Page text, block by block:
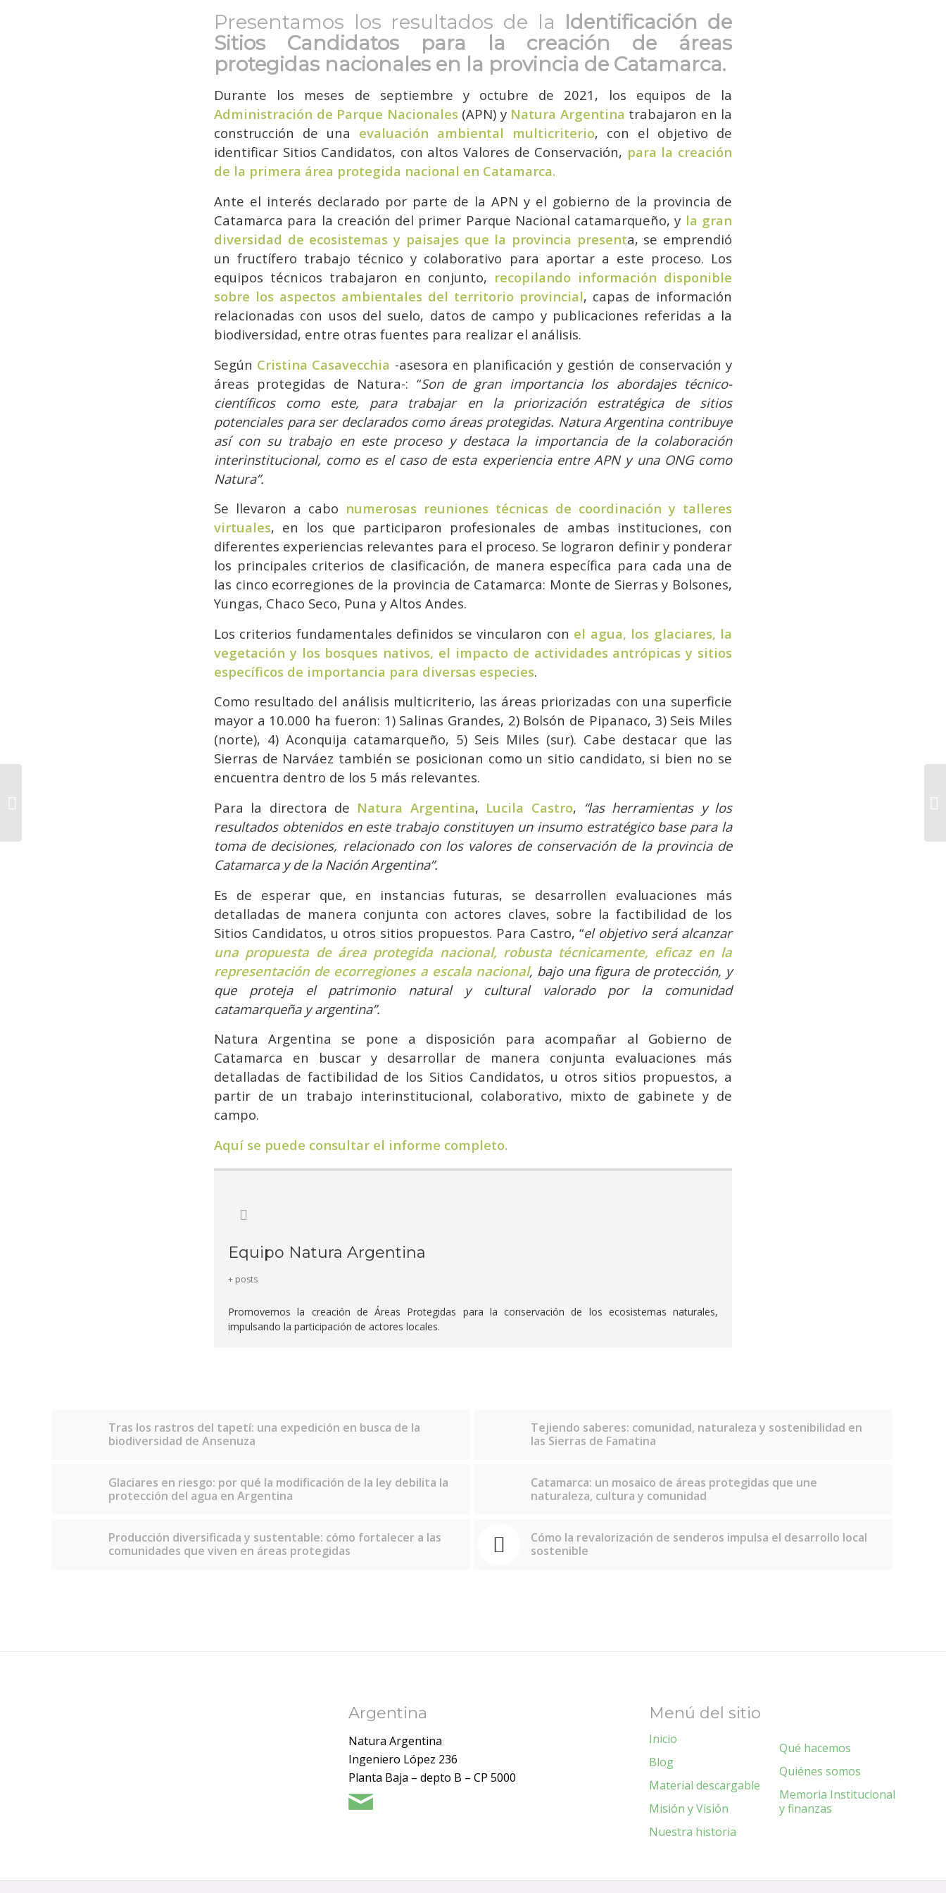
Presentamos los resultados de la Identificación de
Sitios Candidatos para la creación de áreas
protegidas nacionales en la provincia de Catamarca.
Durante los meses de septiembre y octubre de 2021, los equipos de la
Administración de Parque Nacionales (APN) y Natura Argentina trabajaron en la
construcción de una evaluación ambiental multicriterio, con el objetivo de
identificar Sitios Candidatos, con altos Valores de Conservación, para la creación
de la primera área protegida nacional en Catamarca.
Ante el interés declarado por parte de la APN y el gobierno de la provincia de
Catamarca para la creación del primer Parque Nacional catamarqueño, y la gran
diversidad de ecosistemas y paisajes que la provincia presenta, se emprendió
un fructífero trabajo técnico y colaborativo para aportar a este proceso. Los
equipos técnicos trabajaron en conjunto, recopilando información disponible
sobre los aspectos ambientales del territorio provincial, capas de información
relacionadas con usos del suelo, datos de campo y publicaciones referidas a la
biodiversidad, entre otras fuentes para realizar el análisis.
Según Cristina Casavecchia -asesora en planificación y gestión de conservación y
áreas protegidas de Natura-: “Son de gran importancia los abordajes técnico-
científicos como este, para trabajar en la priorización estratégica de sitios
potenciales para ser declarados como áreas protegidas. Natura Argentina contribuye
así con su trabajo en este proceso y destaca la importancia de la colaboración
interinstitucional, como es el caso de esta experiencia entre APN y una ONG como
Natura”.
Se llevaron a cabo numerosas reuniones técnicas de coordinación y talleres
virtuales, en los que participaron profesionales de ambas instituciones, con
diferentes experiencias relevantes para el proceso. Se lograron definir y ponderar
los principales criterios de clasificación, de manera específica para cada una de
las cinco ecorregiones de la provincia de Catamarca: Monte de Sierras y Bolsones,
Yungas, Chaco Seco, Puna y Altos Andes.
Los criterios fundamentales definidos se vincularon con el agua, los glaciares, la
vegetación y los bosques nativos, el impacto de actividades antrópicas y sitios
específicos de importancia para diversas especies.
Como resultado del análisis multicriterio, las áreas priorizadas con una superficie
mayor a 10.000 ha fueron: 1) Salinas Grandes, 2) Bolsón de Pipanaco, 3) Seis Miles
(norte), 4) Aconquija catamarqueño, 5) Seis Miles (sur). Cabe destacar que las
Sierras de Narváez también se posicionan como un sitio candidato, si bien no se
encuentra dentro de los 5 más relevantes.
Para la directora de Natura Argentina, Lucila Castro, “las herramientas y los
resultados obtenidos en este trabajo constituyen un insumo estratégico base para la
toma de decisiones, relacionado con los valores de conservación de la provincia de
Catamarca y de la Nación Argentina”.
Es de esperar que, en instancias futuras, se desarrollen evaluaciones más
detalladas de manera conjunta con actores claves, sobre la factibilidad de los
Sitios Candidatos, u otros sitios propuestos. Para Castro, “el objetivo será alcanzar
una propuesta de área protegida nacional, robusta técnicamente, eficaz en la
representación de ecorregiones a escala nacional, bajo una figura de protección, y
que proteja el patrimonio natural y cultural valorado por la comunidad
catamarqueña y argentina”.
Natura Argentina se pone a disposición para acompañar al Gobierno de
Catamarca en buscar y desarrollar de manera conjunta evaluaciones más
detalladas de factibilidad de los Sitios Candidatos, u otros sitios propuestos, a
partir de un trabajo interinstitucional, colaborativo, mixto de gabinete y de
campo.
Aquí se puede consultar el informe completo.
Equipo Natura Argentina
+ posts
Promovemos la creación de Áreas Protegidas para la conservación de los ecosistemas naturales,
impulsando la participación de actores locales.
Tras los rastros del tapetí: una expedición en busca de la
biodiversidad de Ansenuza
Tejiendo saberes: comunidad, naturaleza y sostenibilidad en
las Sierras de Famatina
Glaciares en riesgo: por qué la modificación de la ley debilita la
protección del agua en Argentina
Catamarca: un mosaico de áreas protegidas que une
naturaleza, cultura y comunidad
Producción diversificada y sustentable: cómo fortalecer a las
comunidades que viven en áreas protegidas
Cómo la revalorización de senderos impulsa el desarrollo local
sostenible
Argentina
Natura Argentina
Ingeniero López 236
Planta Baja – depto B – CP 5000
Menú del sitio
Inicio
Blog
Material descargable
Misión y Visión
Nuestra historia
Qué hacemos
Quiénes somos
Memoria Institucional
y finanzas